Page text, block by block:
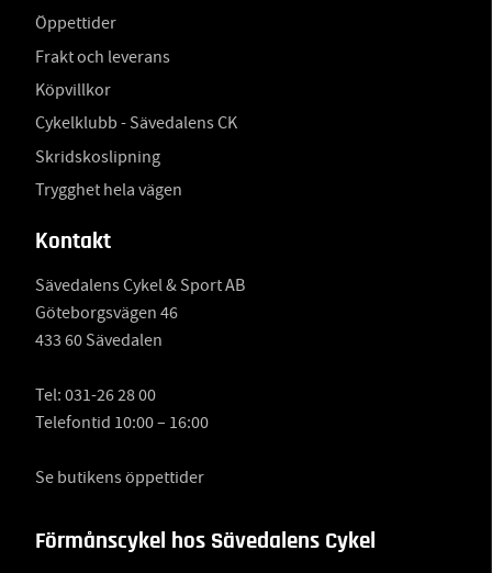
Öppettider
Frakt och leverans
Köpvillkor
Cykelklubb - Sävedalens CK
Skridskoslipning
Trygghet hela vägen
Kontakt
Sävedalens Cykel & Sport AB
Göteborgsvägen 46
433 60 Sävedalen
Tel: 031-26 28 00
Telefontid 10:00 – 16:00
Se butikens öppettider
Förmånscykel hos Sävedalens Cykel